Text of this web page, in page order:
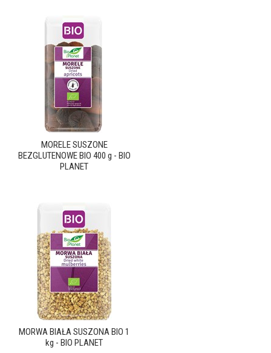
MORELE SUSZONE
BEZGLUTENOWE BIO 400 g - BIO
PLANET
MORWA BIAŁA SUSZONA BIO 1
kg - BIO PLANET